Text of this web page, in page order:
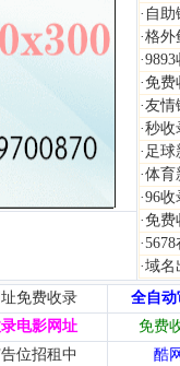
· 自助
·格外
·9893
·免费
·友情
·秒收
· 足球
·体育
·96收
·免费
·
·域名
免费收录
全自动
电影网址
免费
位招租中 酷